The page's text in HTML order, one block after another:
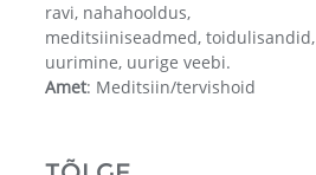
ravi, nahahooldus,
meditsiiniseadmed, toidulisandid,
uurimine, uurige veebi.
Amet: Meditsiin/tervishoid